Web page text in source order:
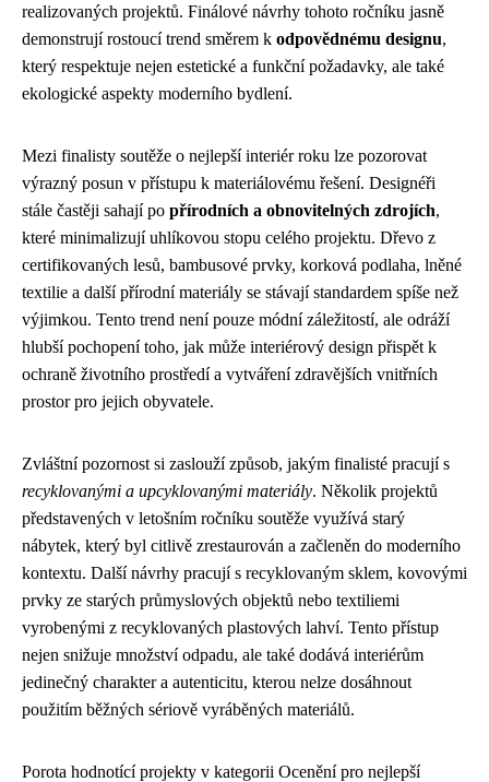
realizovaných projektů. Finálové návrhy tohoto ročníku jasně
demonstrují rostoucí trend směrem k odpovědnému designu,
který respektuje nejen estetické a funkční požadavky, ale také
ekologické aspekty moderního bydlení.
Mezi finalisty soutěže o nejlepší interiér roku lze pozorovat
výrazný posun v přístupu k materiálovému řešení. Designéři
stále častěji sahají po přírodních a obnovitelných zdrojích,
které minimalizují uhlíkovou stopu celého projektu. Dřevo z
certifikovaných lesů, bambusové prvky, korková podlaha, lněné
textilie a další přírodní materiály se stávají standardem spíše než
výjimkou. Tento trend není pouze módní záležitostí, ale odráží
hlubší pochopení toho, jak může interiérový design přispět k
ochraně životního prostředí a vytváření zdravějších vnitřních
prostor pro jejich obyvatele.
Zvláštní pozornost si zaslouží způsob, jakým finalisté pracují s
recyklovanými a upcyklovanými materiály. Několik projektů
představených v letošním ročníku soutěže využívá starý
nábytek, který byl citlivě zrestaurován a začleněn do moderního
kontextu. Další návrhy pracují s recyklovaným sklem, kovovými
prvky ze starých průmyslových objektů nebo textiliemi
vyrobenými z recyklovaných plastových lahví. Tento přístup
nejen snižuje množství odpadu, ale také dodává interiérům
jedinečný charakter a autenticitu, kterou nelze dosáhnout
použitím běžných sériově vyráběných materiálů.
Porota hodnotící projekty v kategorii Ocenění pro nejlepší